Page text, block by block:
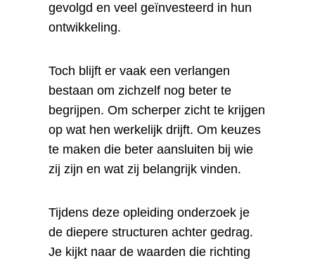
gevolgd en veel geïnvesteerd in hun
ontwikkeling.
Toch blijft er vaak een verlangen
bestaan om zichzelf nog beter te
begrijpen. Om scherper zicht te krijgen
op wat hen werkelijk drijft. Om keuzes
te maken die beter aansluiten bij wie
zij zijn en wat zij belangrijk vinden.
Tijdens deze opleiding onderzoek je
de diepere structuren achter gedrag.
Je kijkt naar de waarden die richting